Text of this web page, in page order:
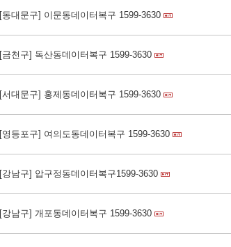
[동대문구] 이문동데이터복구 1599-3630
[금천구] 독산동데이터복구 1599-3630
[서대문구] 홍제동데이터복구 1599-3630
[영등포구] 여의도동데이터복구 1599-3630
[강남구] 압구정동데이터복구1599-3630
[강남구] 개포동데이터복구 1599-3630